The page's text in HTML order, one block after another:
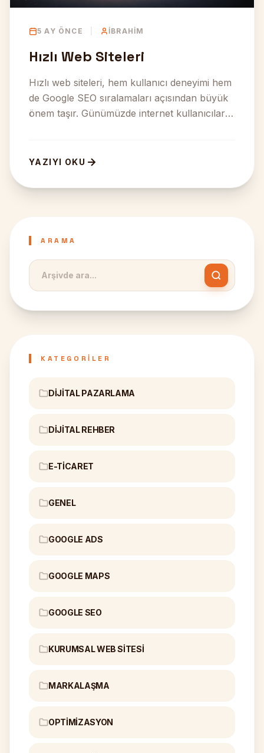
5 AY ÖNCE İBRAHIM
Hızlı Web Siteleri
Hızlı web siteleri, hem kullanıcı deneyimi hem
de Google SEO sıralamaları açısından büyük
önem taşır. Günümüzde internet kullanıcıları
YAZIYI OKU
ARAMA
KATEGORILER
DIJITAL PAZARLAMA
DIJITAL REHBER
E-TICARET
GENEL
GOOGLE ADS
GOOGLE MAPS
GOOGLE SEO
KURUMSAL WEB SITESI
MARKALAŞMA
OPTIMIZASYON